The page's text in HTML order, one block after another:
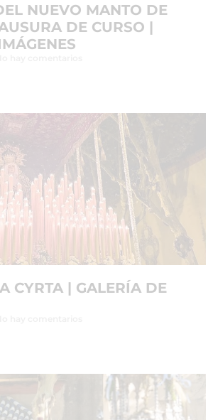
NUEVO MANTO DE
DE CURSO |
CYRTA | GALERÍA DE